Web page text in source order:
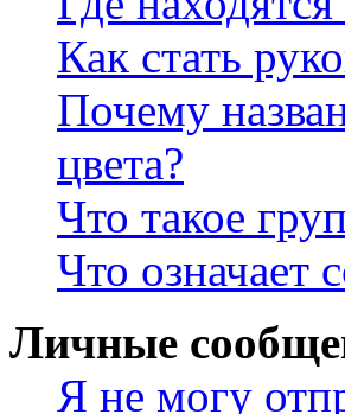
Как стать
Почему
цвета?
Что такое
Что означает
Личные
Я не могу